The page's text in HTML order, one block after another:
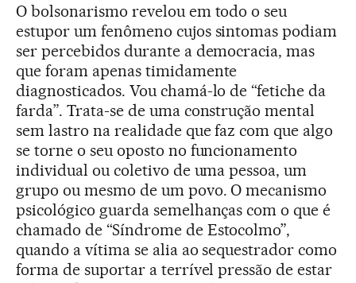
O bolsonarismo revelou em todo o seu
estupor um fenômeno cujos sintomas podiam
ser percebidos durante a democracia, mas
que foram apenas timidamente
diagnosticados. Vou chamá-lo de “fetiche da
farda”. Trata-se de uma construção mental
sem lastro na realidade que faz com que algo
se torne o seu oposto no funcionamento
individual ou coletivo de uma pessoa, um
grupo ou mesmo de um povo. O mecanismo
psicológico guarda semelhanças com o que é
chamado de “Síndrome de Estocolmo”,
quando a vítima se alia ao sequestrador como
forma de suportar a terrível pressão de estar